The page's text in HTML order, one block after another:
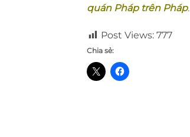
quán Pháp trên Pháp.
Post Views: 777
Chia sẻ: